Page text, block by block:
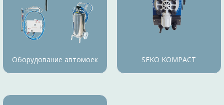
Оборудование автомоек SEKO KOMPACT